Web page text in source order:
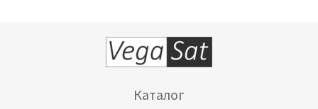
Каталог